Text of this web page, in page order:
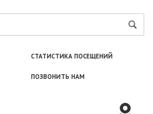
СТАТИСТИКА ПОСЕЩЕНИЙ
ПОЗВОНИТЬ НАМ